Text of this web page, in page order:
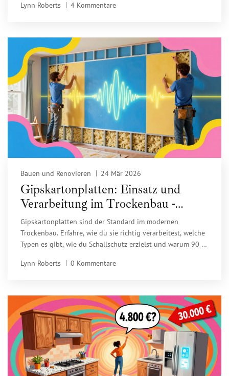
Lynn Roberts
4 Kommentare
Bauen und Renovieren 24 Mär 2026
Gipskartonplatten: Einsatz und
Verarbeitung im Trockenbau -
Praxisratgeber für 2026
Gipskartonplatten sind der Standard im modernen
Trockenbau. Erfahre, wie du sie richtig verarbeitest, welche
Typen es gibt, wie du Schallschutz erzielst und warum 90 %
Lynn Roberts
0 Kommentare